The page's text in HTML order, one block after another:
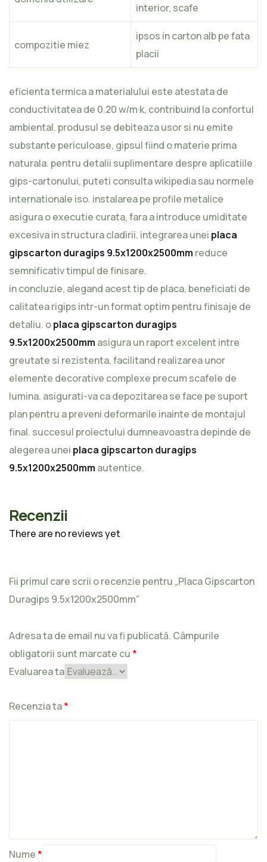
interior, scafe
compozitie miez
ipsos in carton alb pe fata
placii
eficienta termica a materialului este atestata de
conductivitatea de 0.20 w/m·k, contribuind la confortul
ambiental. produsul se debiteaza usor si nu emite
substante periculoase, gipsul fiind o materie prima
naturala. pentru detalii suplimentare despre aplicatiile
gips-cartonului, puteti consultawikipediasau normele
internationale iso. instalarea pe profile metalice
asigura o executie curata, fara a introduce umiditate
excesiva in structura cladirii. integrarea unei placa
gipscarton duragips 9.5x1200x2500mm reduce
semnificativ timpul de finisare.
in concluzie, alegand acest tip de placa, beneficiati de
calitatea rigips intr-un format optim pentru finisaje de
detaliu. oplaca gipscarton duragips
9.5x1200x2500mm asigura un raport excelent intre
greutate si rezistenta, facilitand realizarea unor
elemente decorative complexe precum scafele de
lumina. asigurati-va ca depozitarea se face pe suport
plan pentru a preveni deformarile inainte de montajul
final. succesul proiectului dumneavoastra depinde de
alegerea unei placa gipscarton duragips
9.5x1200x2500mm autentice.
Recenzii
There are no reviews yet
Fii primul care scrii o recenzie pentru „Placa Gipscarton
Duragips 9.5x1200x2500mm”
Adresa ta de email nu va fi publicată. Câmpurile
obligatorii sunt marcate cu *
Evaluarea ta
Recenzia ta*
Nume *